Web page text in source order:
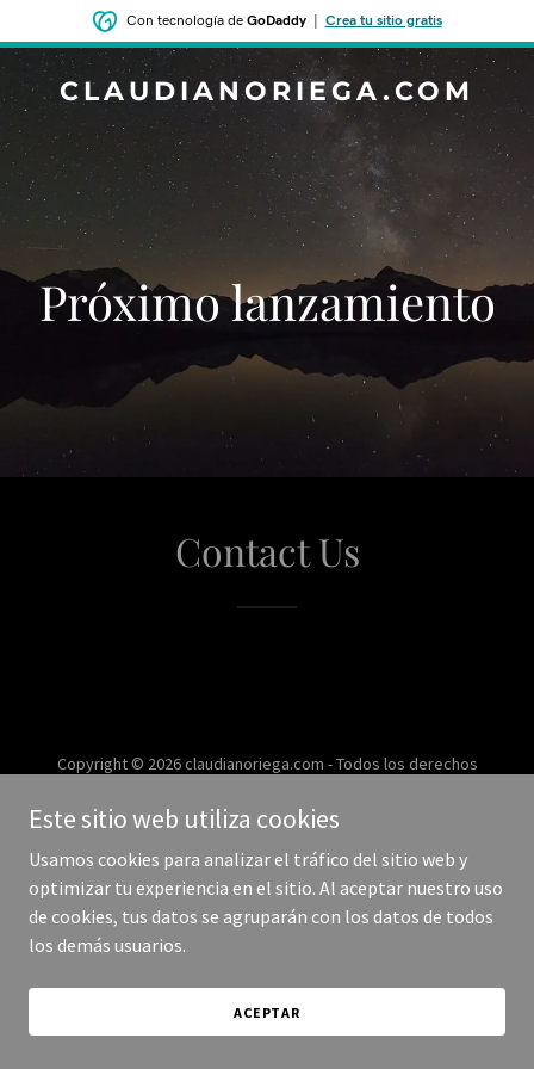
Con tecnología de GoDaddy| Crea tu sitio gratis
CLAUDIANORIEGA.COM
‌‌Próximo lanzamiento
Contact Us
Copyright © 2026 claudianoriega.com - Todos los derechos
Este sitio web utiliza cookies
Usamos cookies para analizar el tráfico del sitio web y
optimizar tu experiencia en el sitio. Al aceptar nuestro uso
de cookies, tus datos se agruparán con los datos de todos
los demás usuarios.
ACEPTAR